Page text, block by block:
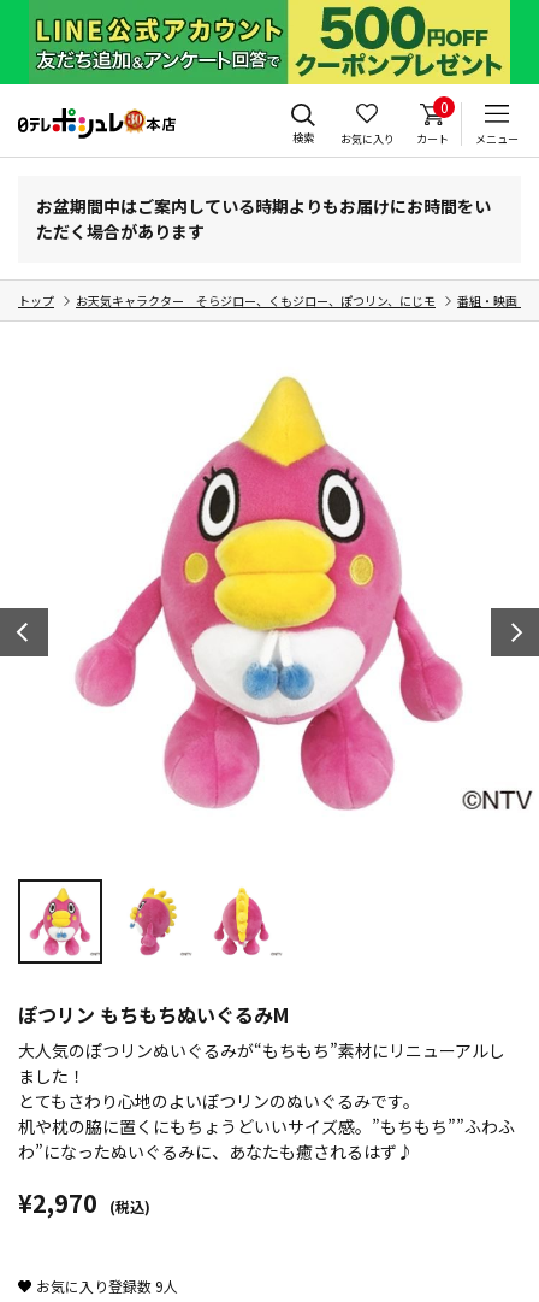
検索 お気に入り
0
カート メニュー
お盆期間中はご案内している時期よりもお届けにお時間をい
ただく場合があります
トップ お天気キャラクター そらジロー、くもジロー、ぽつリン、にじモ 番組・映画・
ぽつリン もちもちぬいぐるみM
大人気のぽつリンぬいぐるみが“もちもち”素材にリニューアルし
ました！
とてもさわり心地のよいぽつリンのぬいぐるみです。
机や枕の脇に置くにもちょうどいいサイズ感。”もちもち””ふわふ
わ”になったぬいぐるみに、あなたも癒されるはず♪
¥2,970 (税込)
お気に入り登録数9人